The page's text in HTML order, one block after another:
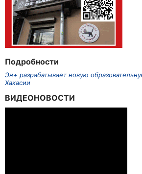
Подробности
Эн+ разрабатывает новую
Хакасии
ВИДЕОНОВОСТИ